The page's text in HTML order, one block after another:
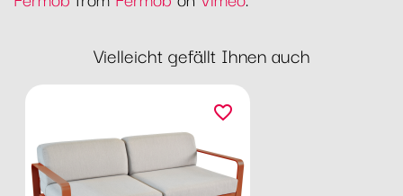
Vielleicht gefällt Ihnen auch
favorite_border